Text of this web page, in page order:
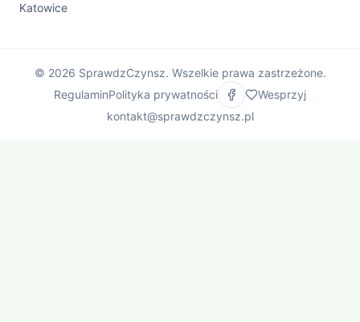
Katowice
© 2026 SprawdzCzynsz. Wszelkie prawa zastrzeżone.
RegulaminPolityka prywatności
Wesprzyj
kontakt@sprawdzczynsz.pl